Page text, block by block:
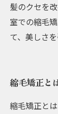
髪のクセを
室での縮毛
て、美しさ
縮毛矯正と
縮毛矯正と